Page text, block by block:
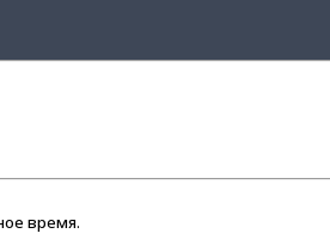
время.